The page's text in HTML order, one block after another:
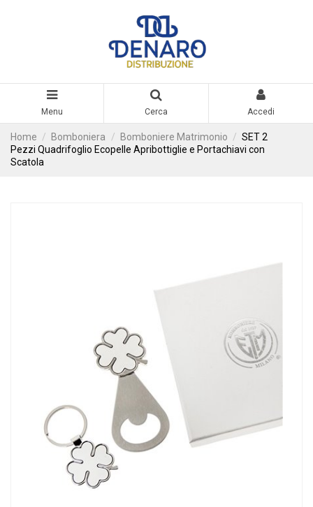
Menu Cerca Accedi
Home Bomboniera Bomboniere Matrimonio
SET 2
Pezzi Quadrifoglio Ecopelle Apribottiglie e Portachiavi con
Scatola